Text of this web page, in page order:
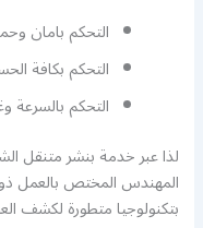
التحكم بامان
التحكم بكافة
التحكم بالسرعة
لذا عبر خدمة بنشر متنقل
المهندس المختص بالعمل
بتكنولوجيا متطورة لكشف